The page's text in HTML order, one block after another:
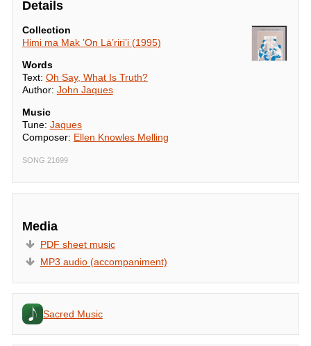
Details
Collection
Himi ma Mak ’On Lȧ’riri’i (1995)
Words
Text: Oh Say, What Is Truth?
Author: John Jaques
Music
Tune: Jaques
Composer: Ellen Knowles Melling
SONG 21699
Media
PDF sheet music
MP3 audio (accompaniment)
Sacred Music